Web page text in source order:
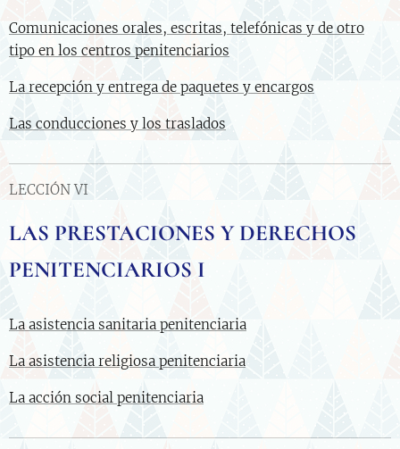
Comunicaciones orales, escritas, telefónicas y de otro
tipo en los centros penitenciarios
La recepción y entrega de paquetes y encargos
Las conducciones y los traslados
LECCIÓN VI
LAS PRESTACIONES Y DERECHOS
PENITENCIARIOS I
La asistencia sanitaria penitenciaria
La asistencia religiosa penitenciaria
La acción social penitenciaria